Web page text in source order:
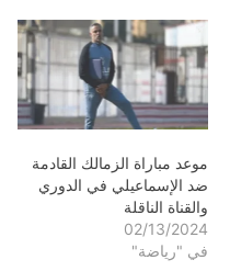
موعد مباراة الزمالك القادمة
ضد الإسماعيلي في الدوري
والقناة الناقلة
02/13/2024
في "رياضة"